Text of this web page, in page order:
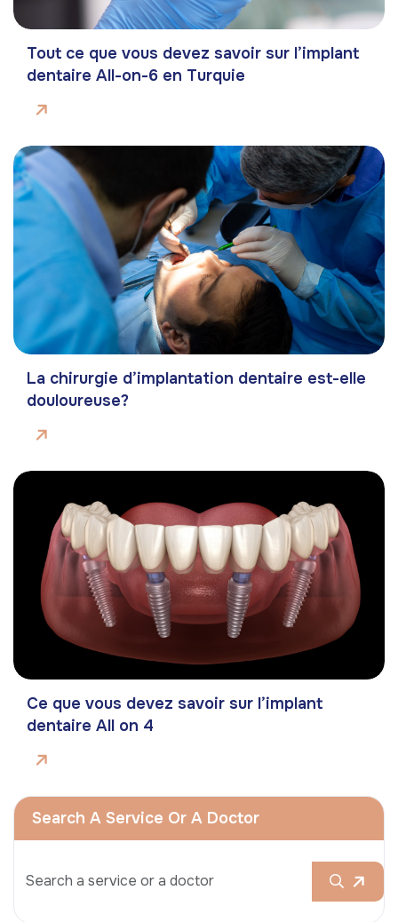
Tout ce que vous devez savoir sur l’implant
dentaire All-on-6 en Turquie
La chirurgie d’implantation dentaire est-elle
douloureuse?
Ce que vous devez savoir sur l’implant
dentaire All on 4
Search A Service Or A Doctor